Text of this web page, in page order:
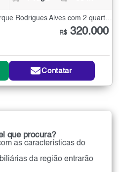
Apartamento à Venda no Parque Rodrigues Alves com 2 quartos - 55 m²
R$ 320.000
Contatar
que procura?
as características do
da região entrarão